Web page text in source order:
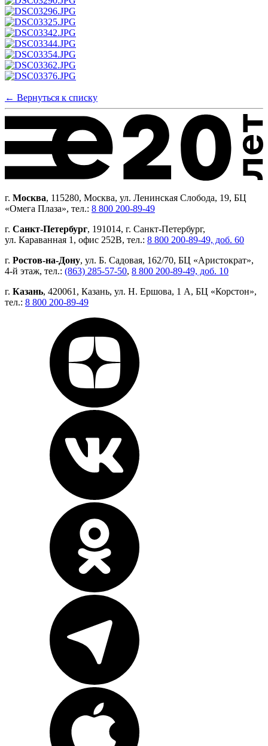
← Вернуться к списку
г. Москва, 115280, Москва, ул. Ленинская Слобода, 19, БЦ
«Омега Плаза», тел.: 8 800 200-89-49
г. Санкт-Петербург, 191014, г. Санкт-Петербург,
ул. Караванная 1, офис 252В, тел.: 8 800 200-89-49, доб. 60
г. Ростов-на-Дону, ул. Б. Садовая, 162/70, БЦ «Аристократ»,
4-й этаж, тел.: (863) 285-57-50, 8 800 200-89-49, доб. 10
г. Казань, 420061, Казань, ул. Н. Ершова, 1 А, БЦ «Корстон»,
тел.: 8 800 200-89-49